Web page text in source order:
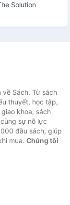
Solution
về Sách. Từ sách
thuyết, học tập,
khoa, sách
sự nỗ lực
đầu sách, giúp
mua. Chúng tôi